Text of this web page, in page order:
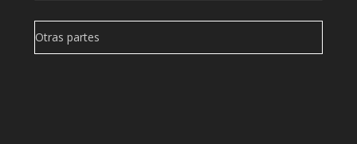
Otras partes